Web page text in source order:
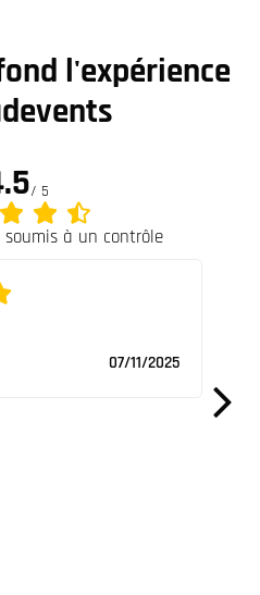
l'expérience
/ 5
à un contrôle
07/11/2025